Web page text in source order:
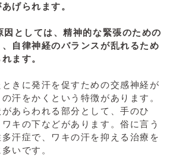
げられます。
因としては、精神的な緊張のための
自律神経のバランスが乱れるため
ます。
きに発汗を促すための交感神経が
汗をかくという特徴があります。
あらわれる部分として、手のひ
キの下などがあります。俗に言う
多汗症で、ワキの汗を抑える治療を
いです。